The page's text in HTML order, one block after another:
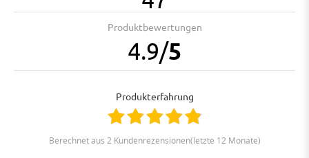
Produktbewertungen
4.9/5
Produkterfahrung
berechnet aus 2 Kundenrezensionen(letzte 12 Monate)